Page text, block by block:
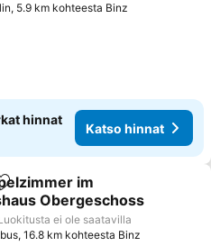
5.9 km kohteesta Binz
hinnat
Katso hinnat
Lisää suosikkeihin
im
Obergeschoss
ei ole saatavilla
16.8 km kohteesta Binz